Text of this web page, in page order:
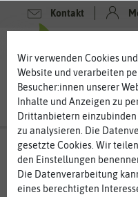
Kontakt
Wir verwenden Cookies
Website und verarbeiten
Besucher:innen unserer
Inhalte und Anzeigen zu
Drittanbietern
zu analysieren. Die
gesetzte Cookies. Wir
den Einstellungen
Die Datenverarbeitung
eines berechtigten